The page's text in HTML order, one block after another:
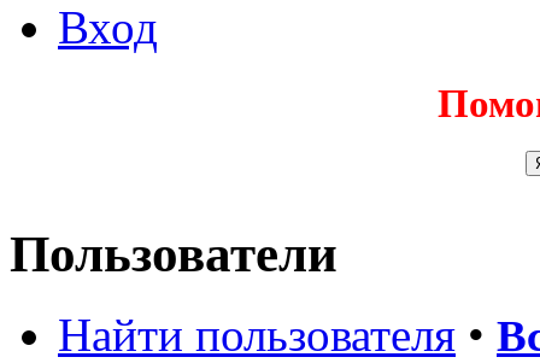
Вход
Пользователи
Найти пользователя •